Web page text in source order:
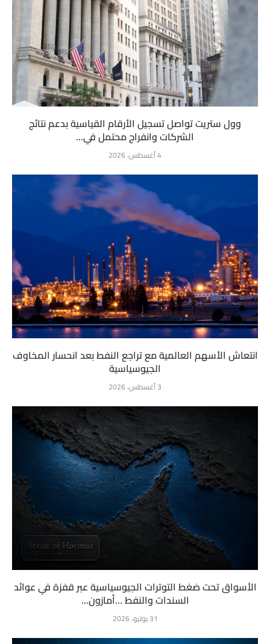
وول ستريت تواصل تسجيل الأرقام القياسية بدعم نتائج
الشركات وانفراج محتمل في...
4 أغسطس، 2026
انتعاش الأسهم العالمية مع تراجع النفط بعد انحسار المخاوف
الجيوسياسية
3 أغسطس، 2026
الأسواق تحت ضغط التوترات الجيوسياسية عبر قفزة في عوائد
السندات والنفط …أمازون...
31 يوليو، 2026